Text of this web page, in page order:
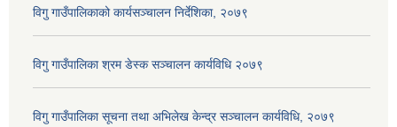
विगु गाउँपालिकाको कार्यसञ्‍चालन निर्देशिका, २०७९
विगु गाउँपालिका श्रम डेस्क सञ्चालन कार्यविधि २०७९
विगु गाउँपालिका सूचना तथा अभिलेख केन्द्र सञ्चालन कार्यविधि, २०७९